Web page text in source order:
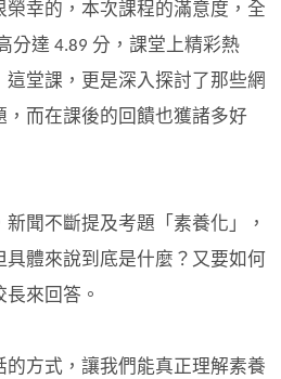
榮幸的，本次課程的滿意度，全
分達 4.89 分，課堂上精彩熱
這堂課，更是深入探討了那些網
而在課後的回饋也獲諸多好
聞不斷提及考題「素養化」，
體來說到底是什麼？又要如何
來回答。
的方式，讓我們能真正理解素養